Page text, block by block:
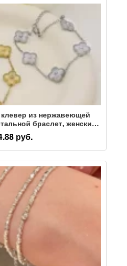
из нержавеющей
браслет, женский
неувядающий
ювелирные изделия
руб.